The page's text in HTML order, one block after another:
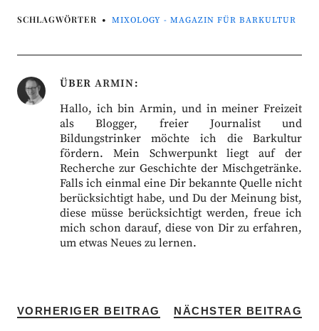
SCHLAGWÖRTER MIXOLOGY - MAGAZIN FÜR BARKULTUR
ÜBER ARMIN
Hallo, ich bin Armin, und in meiner Freizeit
als Blogger, freier Journalist und
Bildungstrinker möchte ich die Barkultur
fördern. Mein Schwerpunkt liegt auf der
Recherche zur Geschichte der Mischgetränke.
Falls ich einmal eine Dir bekannte Quelle nicht
berücksichtigt habe, und Du der Meinung bist,
diese müsse berücksichtigt werden, freue ich
mich schon darauf, diese von Dir zu erfahren,
um etwas Neues zu lernen.
VORHERIGER BEITRAG NÄCHSTER BEITRAG